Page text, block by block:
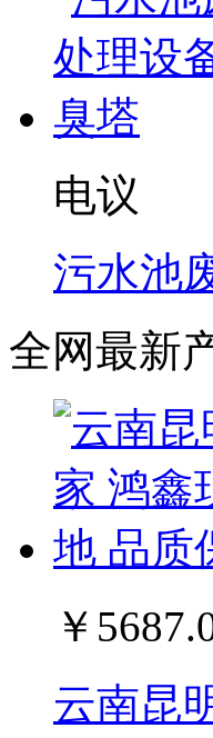
电议
污水池
全网最新
￥
云南昆